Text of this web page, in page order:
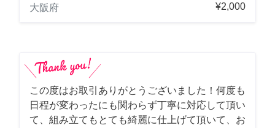
大阪府
¥2,000
この度はお取引ありがとうございました！何度も
日程が変わったにも関わらず丁寧に対応して頂い
て、組み立てもとても綺麗に仕上げて頂いて、お